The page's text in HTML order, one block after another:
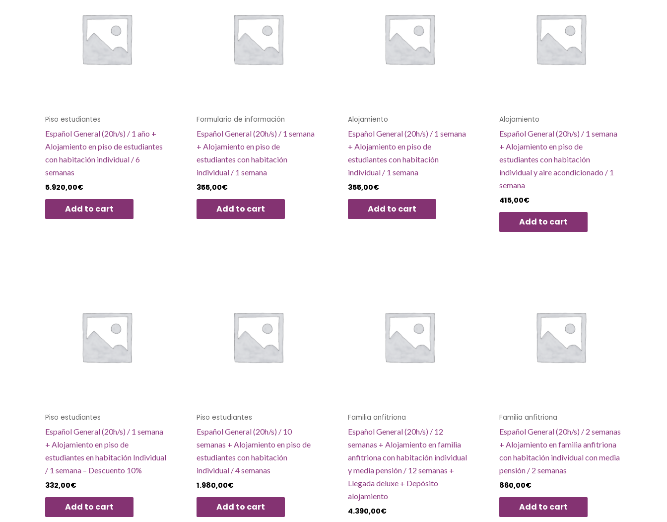
Piso estudiantes
Español General (20h/s) / 1 año +
Alojamiento en piso de estudiantes
con habitación individual / 6
semanas
5.920,00€
Add to cart
Formulario de información
Español General (20h/s) / 1 semana
+ Alojamiento en piso de
estudiantes con habitación
individual / 1 semana
355,00€
Add to cart
Alojamiento
Español General (20h/s) / 1 semana
+ Alojamiento en piso de
estudiantes con habitación
individual / 1 semana
355,00€
Add to cart
Alojamiento
Español General (20h/s) / 1 semana
+ Alojamiento en piso de
estudiantes con habitación
individual y aire acondicionado / 1
semana
415,00€
Add to cart
Piso estudiantes
Español General (20h/s) / 1 semana
+ Alojamiento en piso de
estudiantes en habitación Individual
/ 1 semana – Descuento 10%
332,00€
Add to cart
Piso estudiantes
Español General (20h/s) / 10
semanas + Alojamiento en piso de
estudiantes con habitación
individual / 4 semanas
1.980,00€
Add to cart
Familia anfitriona
Español General (20h/s) / 12
semanas + Alojamiento en familia
anfitriona con habitación individual
y media pensión / 12 semanas +
Llegada deluxe + Depósito
alojamiento
4.390,00€
Familia anfitriona
Español General (20h/s) / 2 semanas
+ Alojamiento en familia anfitriona
con habitación individual con media
pensión / 2 semanas
860,00€
Add to cart